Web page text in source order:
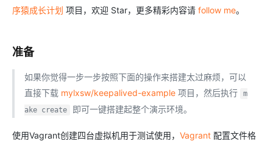
序猿成长计划 项目，欢迎 Star，更多精彩内容请 follow me。
准备
如果你觉得一步一步按照下面的操作来搭建太过麻烦，可以
直接下载 mylxsw/keepalived-example 项目，然后执行
m
ake create
即可一键搭建起整个演示环境。
使用Vagrant创建四台虚拟机用于测试使用， Vagrant 配置文件格